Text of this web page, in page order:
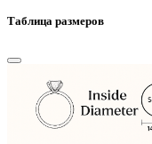
Таблица размеров